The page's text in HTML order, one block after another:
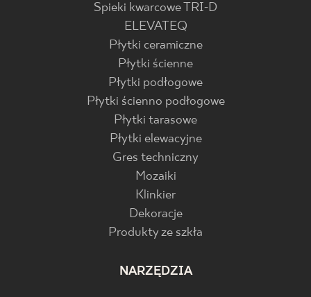
Spieki kwarcowe TRI-D
ELEVATEQ
Płytki ceramiczne
Płytki ścienne
Płytki podłogowe
Płytki ścienno podłogowe
Płytki tarasowe
Płytki elewacyjne
Gres techniczny
Mozaiki
Klinkier
Dekoracje
Produkty ze szkła
NARZĘDZIA